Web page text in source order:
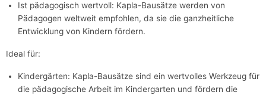
Ist pädagogisch wertvoll: Kapla-Bausätze werden von
Pädagogen weltweit empfohlen, da sie die ganzheitliche
Entwicklung von Kindern fördern.
Ideal für:
Kindergärten: Kapla-Bausätze sind ein wertvolles Werkzeug für
die pädagogische Arbeit im Kindergarten und fördern die